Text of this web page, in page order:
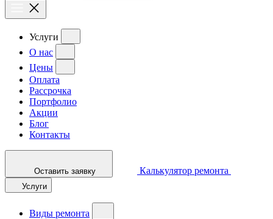
Услуги
О нас
Цены
Оплата
Рассрочка
Портфолио
Акции
Блог
Контакты
Оставить заявку Калькулятор ремонта
Услуги
Виды ремонта